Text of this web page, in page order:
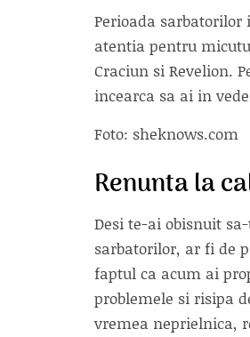
Perioada
atentia pentru
Craciun si Revelion.
incearca sa ai in
Foto: sheknows.com
Renunta la
Desi te-ai obisnuit
sarbatorilor, ar fi de
faptul ca acum ai
problemele si risipa
vremea neprielnica,